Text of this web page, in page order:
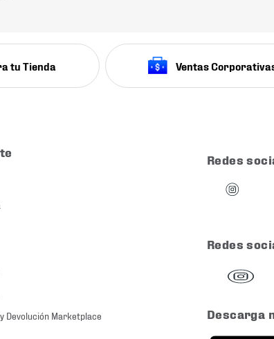
tu Tienda Ventas
Devolución Marketplace
Redes
Redes
Descarga